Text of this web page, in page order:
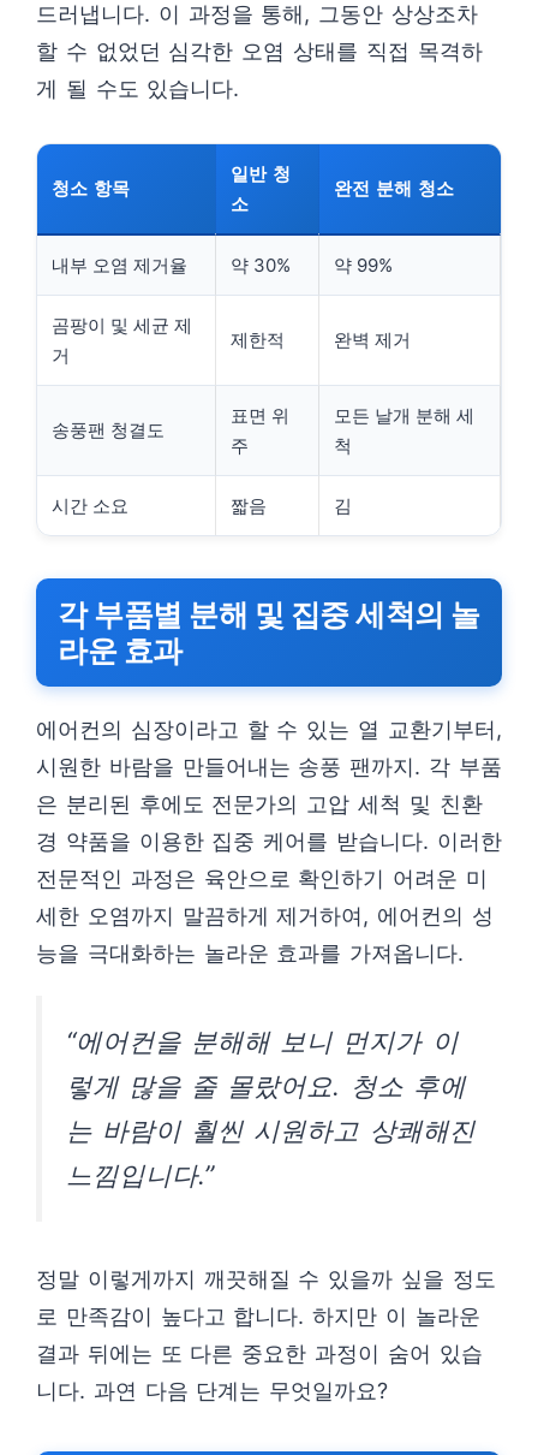
드러냅니다. 이 과정을 통해, 그동안 상상조차
할 수 없었던 심각한 오염 상태를 직접 목격하
게 될 수도 있습니다.
청소 항목
일반 청
소
완전 분해 청소
내부 오염 제거율 약 30% 약 99%
곰팡이 및 세균 제
거
제한적 완벽 제거
송풍팬 청결도
표면 위
주
모든 날개 분해 세
척
시간 소요 짧음 김
각 부품별 분해 및 집중 세척의 놀
라운 효과
에어컨의 심장이라고 할 수 있는 열 교환기부터,
시원한 바람을 만들어내는 송풍 팬까지. 각 부품
은 분리된 후에도 전문가의 고압 세척 및 친환
경 약품을 이용한 집중 케어를 받습니다. 이러한
전문적인 과정은 육안으로 확인하기 어려운 미
세한 오염까지 말끔하게 제거하여, 에어컨의 성
능을 극대화하는 놀라운 효과를 가져옵니다.
“에어컨을 분해해 보니 먼지가 이
렇게 많을 줄 몰랐어요. 청소 후에
는 바람이 훨씬 시원하고 상쾌해진
느낌입니다.”
정말 이렇게까지 깨끗해질 수 있을까 싶을 정도
로 만족감이 높다고 합니다. 하지만 이 놀라운
결과 뒤에는 또 다른 중요한 과정이 숨어 있습
니다. 과연 다음 단계는 무엇일까요?